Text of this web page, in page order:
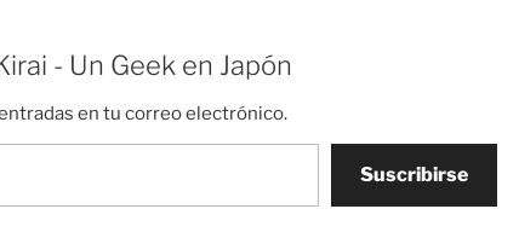
- Un Geek en Japón
en tu correo electrónico.
Suscribirse